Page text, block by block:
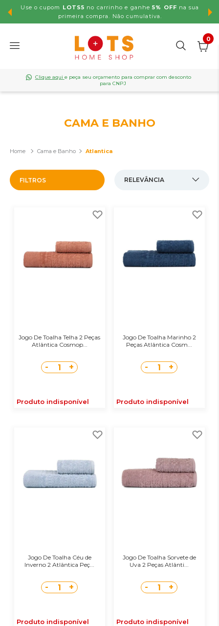
Use o cupom LOTS5 no carrinho e ganhe5% OFF na sua
primeira compra. Não cumulativa.
0
Clique aqui e peça seu orçamento para comprar com desconto
para CNPJ
CAMA E BANHO
Cama e Banho Atlantica
FILTROS
Jogo De Toalha Telha 2 Peças
Atlântica Cosmop...
- 1 +
Produto indisponível
Jogo De Toalha Marinho 2
Peças Atlântica Cosm...
- 1 +
Produto indisponível
Jogo De Toalha Céu de
Inverno 2 Atlântica Peç...
- 1 +
Produto indisponível
Jogo De Toalha Sorvete de
Uva 2 Peças Atlânti...
- 1 +
Produto indisponível